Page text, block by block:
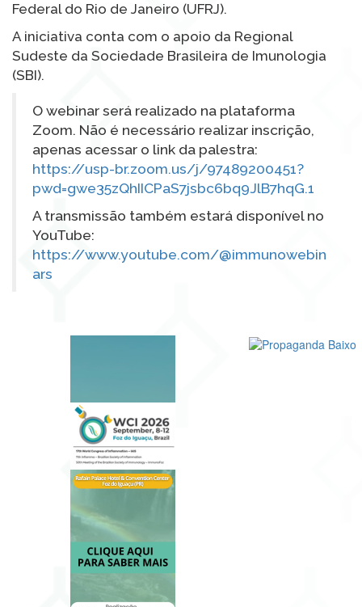
Federal do Rio de Janeiro (UFRJ).
A iniciativa conta com o apoio da Regional
Sudeste da Sociedade Brasileira de Imunologia
(SBI).
O webinar será realizado na plataforma
Zoom. Não é necessário realizar inscrição,
apenas acessar o link da palestra:
https://usp-br.zoom.us/j/97489200451?
pwd=gwe35zQhIICPaS7jsbc6bq9JlB7hqG.1
A transmissão também estará disponível no
YouTube:
https://www.youtube.com/@immunowebin
ars